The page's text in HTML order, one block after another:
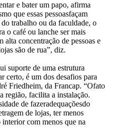
e bater um papo, afirma
que essas pessoasfaçam
trabalho ou da faculdade, o
o café ou lanche ser mais
alta concentração de pessoas e
são de rua”, diz.
suporte de uma estrutura
certo, é um dos desafios para
Friedheim, da Francap. “Ofato
região, facilita a instalação.
de fazeradequaçõesdo
de lojas, ter menos
com menos que na